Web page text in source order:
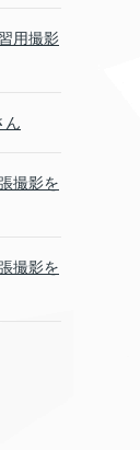
用撮影
ん
撮影を
撮影を